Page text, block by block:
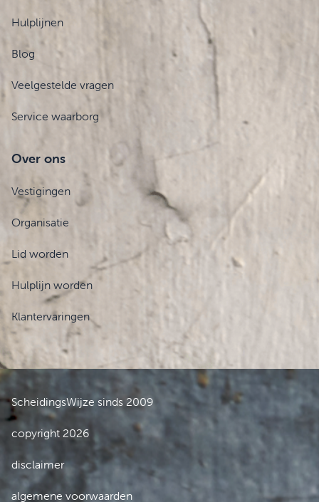
Hulplijnen
Blog
Veelgestelde vragen
Service waarborg
Over ons
Vestigingen
Organisatie
Lid worden
Hulplijn worden
Klantervaringen
ScheidingsWijze sinds 2009
copyright 2026
disclaimer
algemene voorwaarden